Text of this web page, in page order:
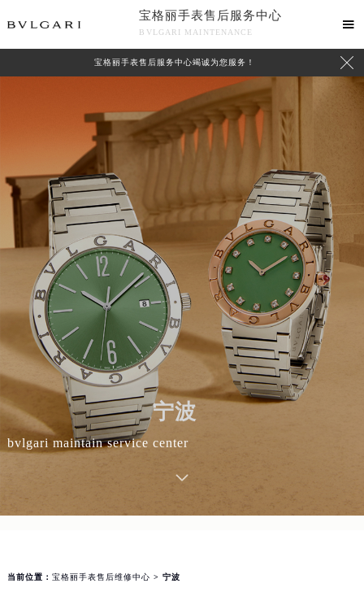
宝格丽手表售后服务中心
BVLGARI MAINTENANCE

宝格丽手表售后服务中心竭诚为您服务！ 
宁波
bvlgari maintain service center
心介绍 联系我们
当前位置： 宝格丽手表售后维修中心 > 宁波